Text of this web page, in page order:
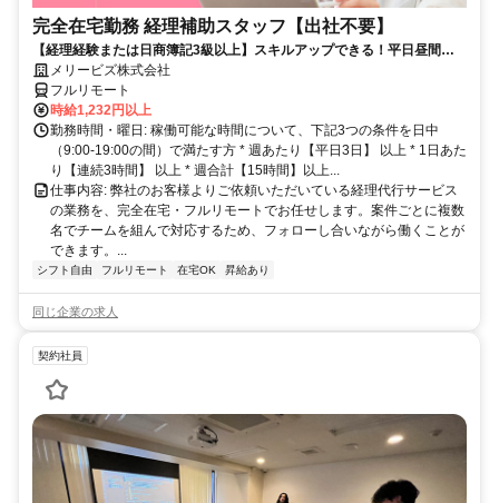
完全在宅勤務 経理補助スタッフ【出社不要】
【経理経験または日商簿記3級以上】スキルアップできる！平日昼間３h
～。完全在宅で育児・介護中の方も大歓迎♪
メリービズ株式会社
フルリモート
時給1,232円以上
勤務時間・曜日: 稼働可能な時間について、下記3つの条件を日中
（9:00-19:00の間）で満たす方 * 週あたり【平日3日】 以上 * 1日あた
り【連続3時間】 以上 * 週合計【15時間】以上...
仕事内容: 弊社のお客様よりご依頼いただいている経理代行サービス
の業務を、完全在宅・フルリモートでお任せします。案件ごとに複数
名でチームを組んで対応するため、フォローし合いながら働くことが
できます。...
シフト自由 フルリモート 在宅OK 昇給あり
同じ企業の求人
契約社員